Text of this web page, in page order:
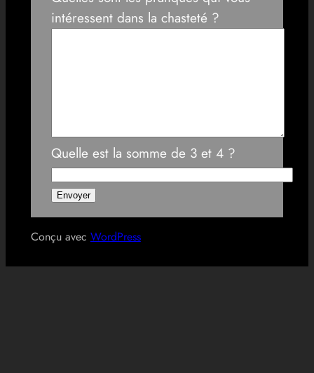
intéressent dans la chasteté ?
Quelle est la somme de 3 et 4 ?
Conçu avec WordPress